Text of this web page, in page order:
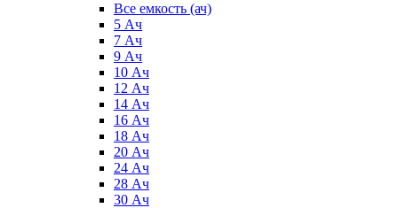
Все емкость (ач)
5 Ач
7 Ач
9 Ач
10 Ач
12 Ач
14 Ач
16 Ач
18 Ач
20 Ач
24 Ач
28 Ач
30 Ач